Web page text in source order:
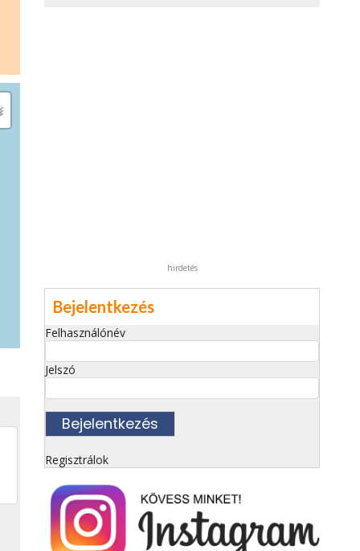
hirdetés
Bejelentkezés
Felhasználónév
Jelszó
Regisztrálok